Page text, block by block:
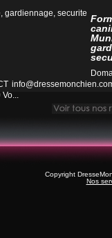
Copyright
Nos